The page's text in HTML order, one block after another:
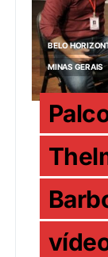
BELO
MINAS GERAIS